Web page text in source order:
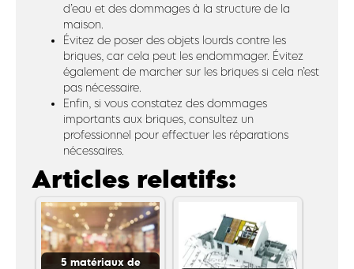
d’eau et des dommages à la structure de la
maison.
Évitez de poser des objets lourds contre les
briques, car cela peut les endommager. Évitez
également de marcher sur les briques si cela n’est
pas nécessaire.
Enfin, si vous constatez des dommages
importants aux briques, consultez un
professionnel pour effectuer les réparations
nécessaires.
Articles relatifs:
5 matériaux de